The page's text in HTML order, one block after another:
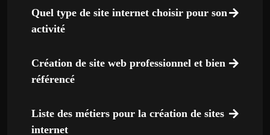
Quel type de site internet choisir pour son
activité
Création de site web professionnel et bien
référencé
Liste des métiers pour la création de sites
internet